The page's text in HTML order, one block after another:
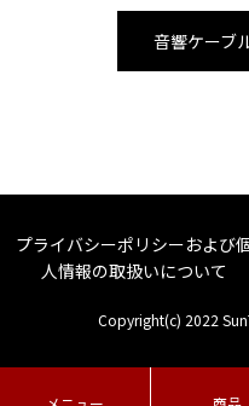
音響ケーブ
プライバシーポリシーおよび
人情報の取扱いについて
Copyright(c) 2022